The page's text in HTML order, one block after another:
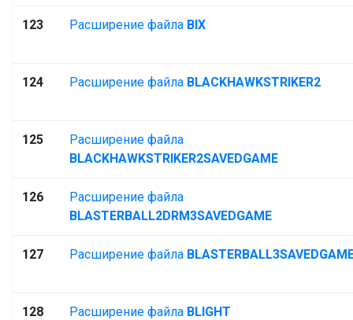
123 Расширение файла BIX
124 Расширение файла BLACKHAWKSTRIKER2
125
Расширение файла
BLACKHAWKSTRIKER2SAVEDGAME
126
Расширение файла
BLASTERBALL2DRM3SAVEDGAME
127 Расширение файла
128 Расширение файла BLIGHT